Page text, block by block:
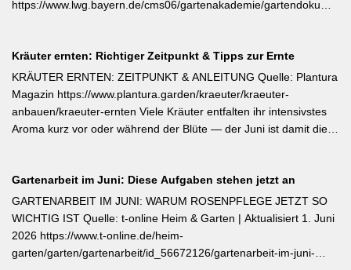
https://www.lwg.bayern.de/cms06/gartenakademie/
ins Freiland. Edamame (Garten-Soja) kann direkt gesät oder
vorgezogen werden; Staffelsaaten sind bis Anfang Juli möglich,
die Ernte beginnt ab August. Süßkartoffeln sind ausschließlich als
Jungpflanzen erhältlich und benötigen Wärme, Sonne und einen
tiefen, durchlässigen Boden. Frisch geerntete Knollen müssen
Kräuter ernten: Richtiger Zeitpunkt & Tipps zur Ernte
KRÄUTER ERNTEN: ZEITPUNKT & ANLEITUNG Quelle: Plantura
Magazin https://www.plantura.garden/kraeuter/kraeuter-
anbauen/kraeuter-ernten Viele Kräuter entfalten ihr intensivstes
Aroma kurz vor oder während der Blüte — der Juni ist damit die
Abtrocknen des Taus, bevor die Mittagshitze ätherische Öle
verflüchtigt. Beim Schnitt empfehlen sich ganze Triebspitzen statt
einzelner Blätter — das fördert buschigen Neuaustrieb und
ermöglicht weitere Ernten im Sommer. Für die Trocknung werden
Büschel kopfüber an einem schattigen, luftigen Ort aufgehängt
Gartenarbeit im Juni: Diese Aufgaben stehen jetzt an
GARTENARBEIT IM JUNI: WARUM ROSENPFLEGE JETZT SO
WICHTIG IST Quelle: t-online Heim & Garten | Aktualisiert 1. Juni
2026 https://www.t-online.de/heim-
garten/garten/gartenarbeit/id_56672126/gartenarbeit-im-juni-